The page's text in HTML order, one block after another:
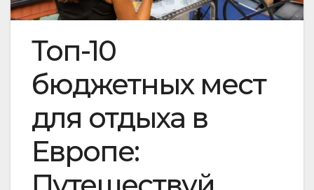
Топ-10
бюджетных мест
для отдыха в
Европе: